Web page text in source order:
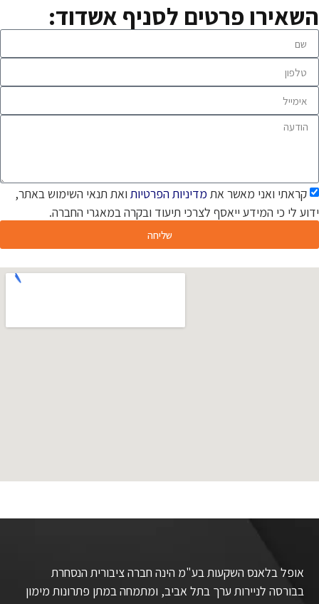
השאירו פרטים לסניף אשדוד:
קראתי ואני מאשר את מדיניות הפרטיות ואת תנאי השימוש באתר,
ידוע לי כי המידע ייאסף לצרכי תיעוד ובקרה במאגרי החברה.
שליחה
אופל בלאנס השקעות בע"מ הינה חברה ציבורית הנסחרת
בבורסה לניירות ערך בתל אביב, ומתמחה במתן פתרונות מימון